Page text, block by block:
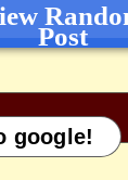
Post
google!